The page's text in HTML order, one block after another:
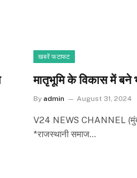
खबरें फटाफट
मातृभूमि के विकास में बने
By admin August 31, 2024
V24 NEWS CHANNEL (मुंबई,
*राजस्थानी समाज…